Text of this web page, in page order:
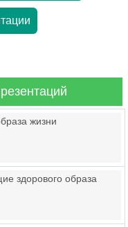
жизни
здорового образа